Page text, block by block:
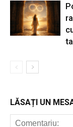
LĂSAȚI UN